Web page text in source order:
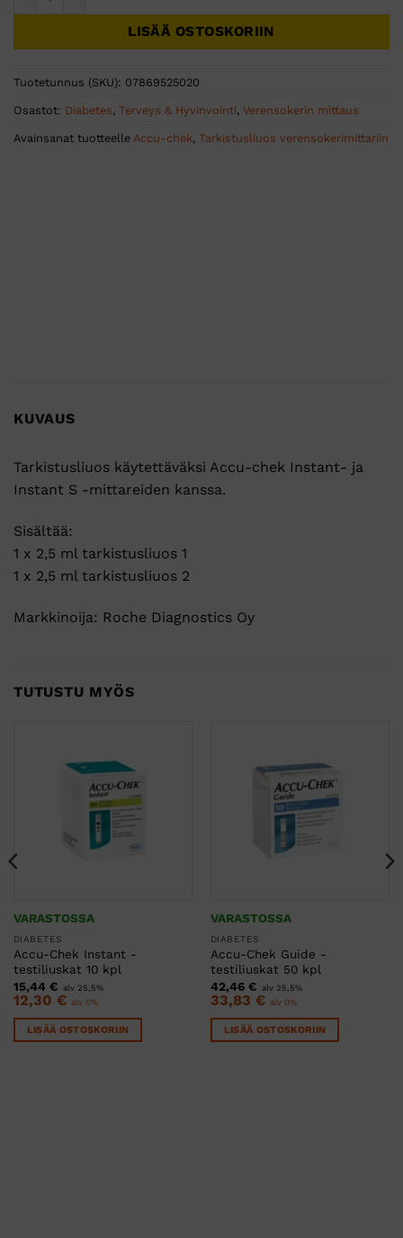
LISÄÄ OSTOSKORIIN
Tuotetunnus (SKU): 07869525020
Osastot: Diabetes, Terveys & Hyvinvointi, Verensokerin mittaus
Avainsanat tuotteelle Accu-chek, Tarkistusliuos verensokerimittariin
KUVAUS
Tarkistusliuos käytettäväksi Accu-chek Instant- ja
Instant S -mittareiden kanssa.
Sisältää:
1 x 2,5 ml tarkistusliuos 1
1 x 2,5 ml tarkistusliuos 2
Markkinoija: Roche Diagnostics Oy
TUTUSTU MYÖS
VARASTOSSA
DIABETES
Accu-Chek Instant -
testiliuskat 10 kpl
15,44 € alv 25,5%
12,30 € alv 0%
LISÄÄ OSTOSKORIIN
VARASTOSSA
DIABETES
Accu-Chek Guide -
testiliuskat 50 kpl
42,46 € alv 25,5%
33,83 € alv 0%
LISÄÄ OSTOSKORIIN